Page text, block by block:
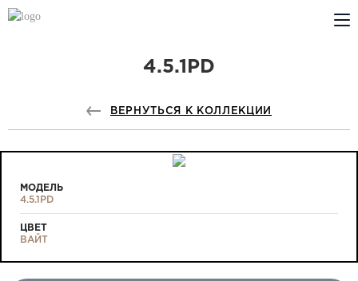
КОМПАНИЯ
PROFILDOORS
ТЕХПОДДЕРЖКА
4.5.1PD
ВЕРНУТЬСЯ К КОЛЛЕКЦИИ
МОДЕЛЬ
4.5.1PD
ЦВЕТ
ВАЙТ